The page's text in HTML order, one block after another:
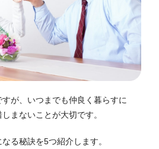
が、いつまでも仲良く暮らすに
まないことが大切です。
る秘訣を5つ紹介します。